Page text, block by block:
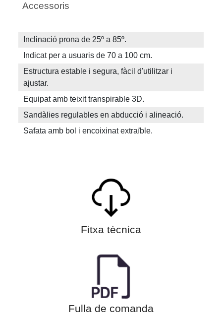
Accessoris
Inclinació prona de 25º a 85º.
Indicat per a usuaris de 70 a 100 cm.
Estructura estable i segura, fàcil d'utilitzar i
ajustar.
Equipat amb teixit transpirable 3D.
Sandàlies regulables en abducció i alineació.
Safata amb bol i encoixinat extraïble.
Fitxa tècnica
Fulla de comanda